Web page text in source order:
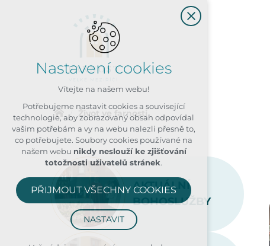
Život ve farnosti
AKTUÁLNÍ
BOHOSLUŽBY
Nastavení cookies
Vítejte na našem webu!
Potřebujeme nastavit cookies a související
technologie, aby zobrazovaný obsah odpovídal
vašim potřebám a vy na webu nalezli přesně to,
co potřebujete. Soubory cookies používané na
našem webu nikdy neslouží ke zjišťování
totožnosti uživatelů stránek.
PŘIJMOUT VŠECHNY COOKIES
NASTAVIT